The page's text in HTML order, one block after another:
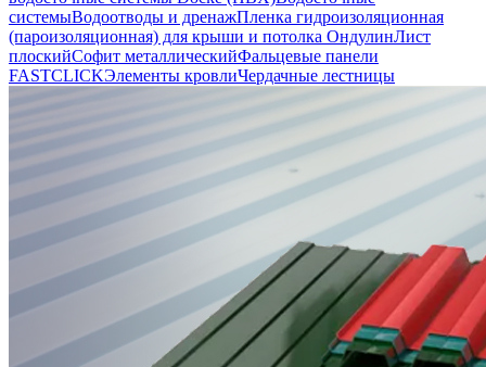
системыВодоотводы и дренажПленка гидроизоляционная
(пароизоляционная) для крыши и потолка ОндулинЛист
плоскийСофит металлическийФальцевые панели
FASTCLICKЭлементы кровлиЧердачные лестницы